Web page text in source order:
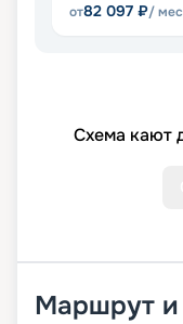
от82 097 ₽/
Схема кают
Маршрут и